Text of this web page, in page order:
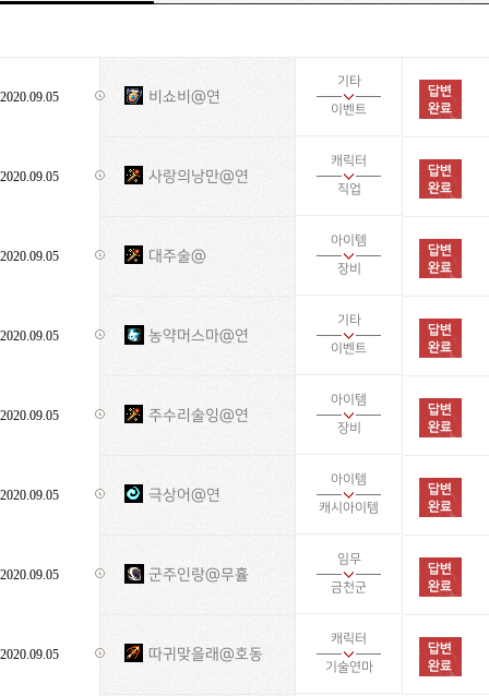
2020.09.05 비쇼비@연
기타
이벤트
2020.09.05 사랑의낭만@연
캐릭터
직업
2020.09.05 대주술@
아이템
장비
2020.09.05 농약머스마@연
기타
이벤트
2020.09.05 주수리술잉@연
아이템
장비
2020.09.05 극상어@연
아이템
캐시아이템
2020.09.05 군주인랑@무휼
임무
금천군
2020.09.05 따귀맞을래@호동
캐릭터
기술연마